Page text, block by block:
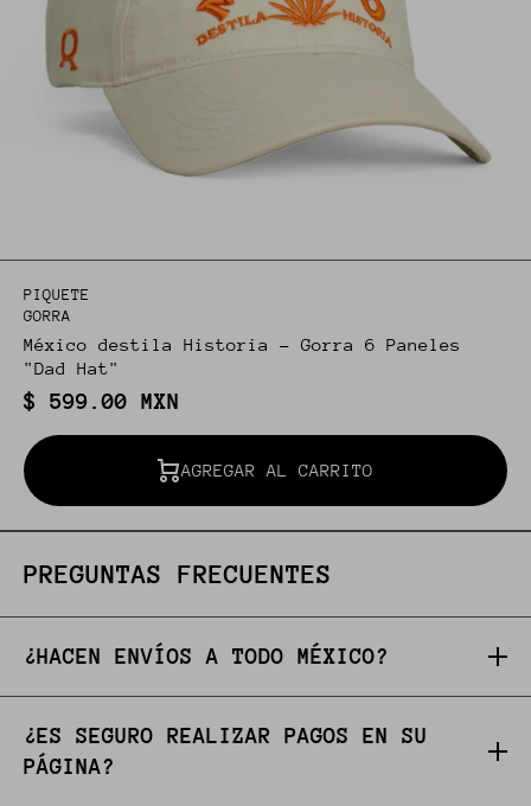
PIQUETE
GORRA
México destila Historia - Gorra 6 Paneles
"Dad Hat"
$ 599.00 MXN
AGREGAR AL CARRITO
PREGUNTAS FRECUENTES
¿HACEN ENVÍOS A TODO MÉXICO?
¿ES SEGURO REALIZAR PAGOS EN SU
PÁGINA?